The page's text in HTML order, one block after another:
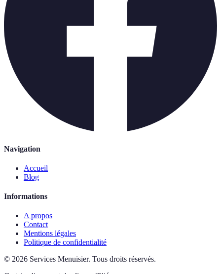
Navigation
Accueil
Blog
Informations
A propos
Contact
Mentions légales
Politique de confidentialité
© 2026 Services Menuisier. Tous droits réservés.